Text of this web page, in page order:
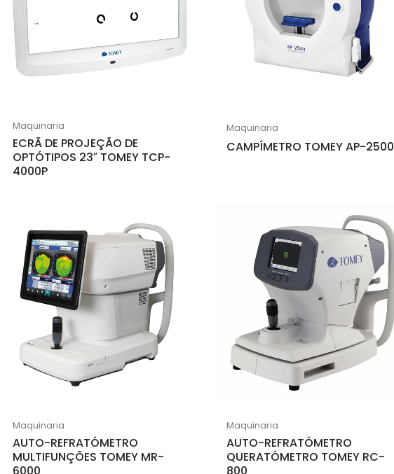
Maquinaria
ECRÃ DE PROJEÇÃO DE
OPTÓTIPOS 23″ TOMEY TCP-
4000P
Maquinaria
CAMPÍMETRO TOMEY AP-2500
Maquinaria
AUTO-REFRATÓMETRO
MULTIFUNÇÕES TOMEY MR-
6000
Maquinaria
AUTO-REFRATÓMETRO
QUERATÓMETRO TOMEY RC-
800